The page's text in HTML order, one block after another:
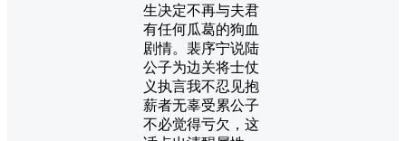
生决定不再与夫君
有任何瓜葛的狗血
剧情。裴序宁说陆
公子为边关将士仗
义执言我不忍见抱
薪者无辜受累公子
不必觉得亏欠，这